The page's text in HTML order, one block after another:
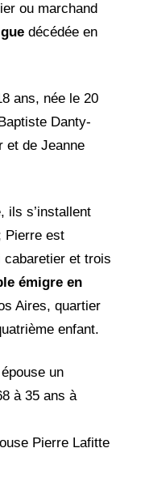
ou marchand
décédée en
ans, née le 20
Danty-
et de Jeanne
ils s’installent
Pierre est
et trois
émigre en
Aires, quartier
enfant.
un
à 35 ans à
Pierre Lafitte